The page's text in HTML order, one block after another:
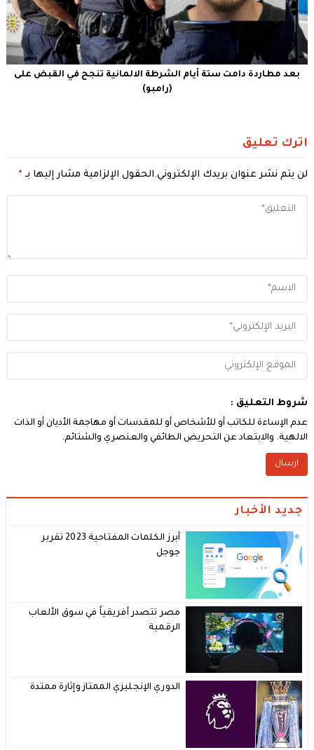
بعد مطاردة دامت ستة أيام الشرطة الالمانية تنجح في القبض على
(رامبو)
اترك تعليق
لن يتم نشر عنوان بريدك الإلكتروني.الحقول الإلزامية مشار إليها بـ *
شروط التعليق :
عدم الإساءة للكاتب أو للأشخاص أو للمقدسات أو مهاجمة الأديان أو الذات
الالهية. والابتعاد عن التحريض الطائفي والعنصري والشتائم.
جديد الأخبار
أبرز الكلمات المفتاحية 2023 تقرير
جوجل
مصر تتصدر أفريقياً في سوق الألعاب
الرقمية
الدوري الإنجليزي الممتاز وإثارة ممتدة